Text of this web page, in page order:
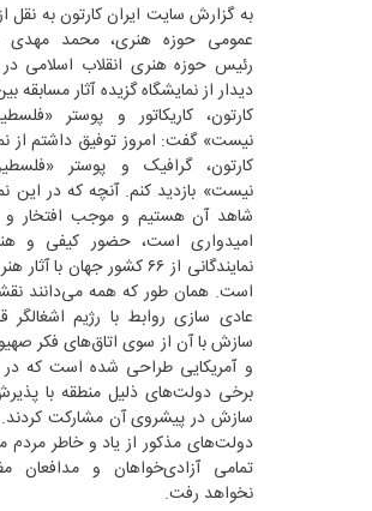
به گزارش سایت ایران کارتون به نقل
عمومی حوزه هنری، محمد مهدی
رئیس حوزه هنری انقلاب اسلامی
دیدار از نمایشگاه گزیده آثار مسابقه
کارتون، کاریکاتور و پوستر
نیست» گفت: امروز توفیق داشتم از
کارتون، گرافیک و پوستر
نیست» بازدید کنم. آنچه که در این
شاهد آن هستیم و موجب افتخار و
امیدواری است، حضور کیفی و
نمایندگانی از ۶۶ کشور جهان با
است. همان طور که همه می‌دانند
عادی سازی روابط با رژیم
سازش با آن از سوی اتاق‌های فکر
و آمریکایی طراحی شده است که
برخی دولت‌های ذلیل منطقه با
سازش در پیشروی آن مشارکت
دولت‌های مذکور از یاد و خاطر مردم
تمامی آزادی‌خواهان و مدافعان
نخواهد رفت.